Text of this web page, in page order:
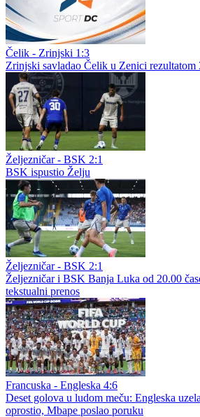
Čelik - Zrinjski 1:3
Zrinjski savladao Čelik u Zenici rezultatom
Željezničar - BSK 2:1
BSK ispustio Želju
Željezničar - BSK 2:1
Željezničar i BSK Banja Luka od 20.00
tekstualni prenos
Francuska - Engleska 4:6
Deset golova u ludom meču: Engleska
oprostio, Mbape poslao poruku